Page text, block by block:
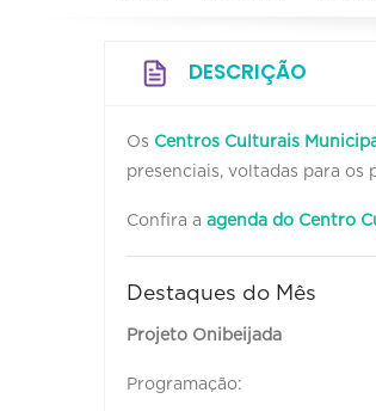
DESCRIÇÃO
Os Centros Culturais
presenciais, voltadas para
Confira a agenda do Centro
Destaques do Mês
Projeto Onibeijada
Programação: